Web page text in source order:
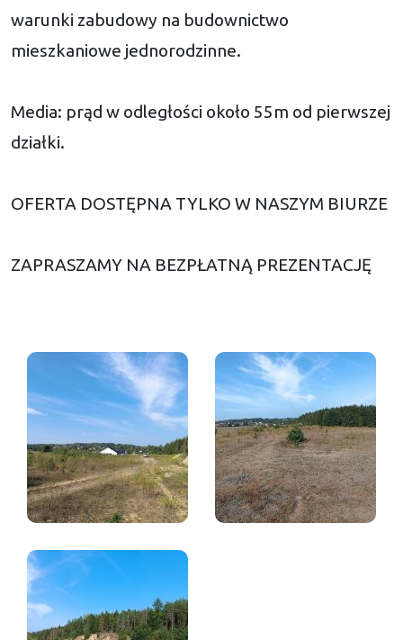
warunki zabudowy na budownictwo
mieszkaniowe jednorodzinne.
Media: prąd w odległości około 55m od pierwszej
działki.
OFERTA DOSTĘPNA TYLKO W NASZYM BIURZE
ZAPRASZAMY NA BEZPŁATNĄ PREZENTACJĘ